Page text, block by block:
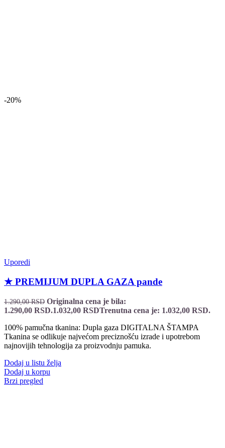
-20%
Uporedi
★ PREMIJUM DUPLA GAZA pande
1.290,00RSD Originalna cena je bila:
1.290,00 RSD.1.032,00 RSDTrenutna cena je: 1.032,00 RSD.
100% pamučna tkanina: Dupla gaza DIGITALNA ŠTAMPA
Tkanina se odlikuje najvećom preciznošću izrade i upotrebom
najnovijih tehnologija za proizvodnju pamuka.
Dodaj u listu želja
Dodaj u korpu
Brzi pregled